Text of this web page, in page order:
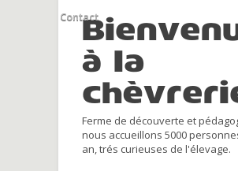
Contact
à la
Ferme de découverte et
nous accueillons 5000
an, trés curieuses de l'élevage.